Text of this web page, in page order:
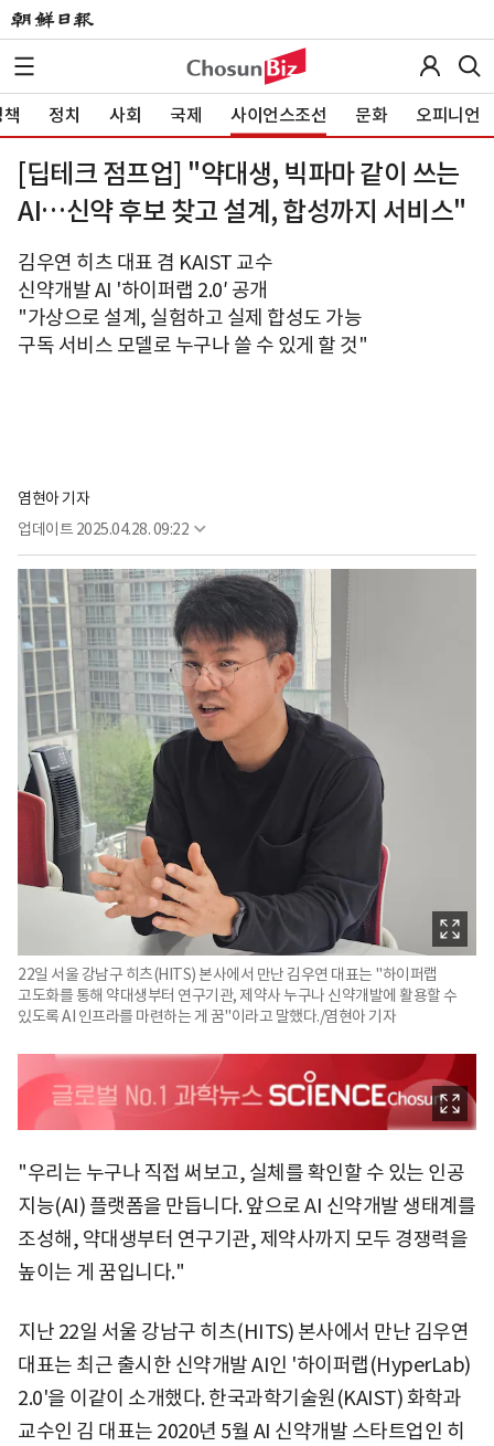
정치 사회 국제 사이언스조선 문화 오피니언
[딥테크 점프업] "약대생, 빅파마 같이 쓰는
AI…신약 후보 찾고 설계, 합성까지 서비스"
김우연 히츠 대표 겸 KAIST 교수
신약개발 AI '하이퍼랩 2.0′ 공개
"가상으로 설계, 실험하고 실제 합성도 가능
구독 서비스 모델로 누구나 쓸 수 있게 할 것"
염현아 기자
업데이트 2025.04.28. 09:22
22일 서울 강남구 히츠(HITS) 본사에서 만난 김우연 대표는 "하이퍼랩
고도화를 통해 약대생부터 연구기관, 제약사 누구나 신약개발에 활용할 수
있도록 AI 인프라를 마련하는 게 꿈"이라고 말했다./염현아 기자
"우리는 누구나 직접 써보고, 실체를 확인할 수 있는 인공
지능(AI) 플랫폼을 만듭니다. 앞으로 AI 신약개발 생태계를
조성해, 약대생부터 연구기관, 제약사까지 모두 경쟁력을
높이는 게 꿈입니다."
지난 22일 서울 강남구 히츠(HITS) 본사에서 만난 김우연
대표는 최근 출시한 신약개발 AI인 '하이퍼랩(HyperLab)
2.0'을 이같이 소개했다. 한국과학기술원(KAIST) 화학과
교수인 김 대표는 2020년 5월 AI 신약개발 스타트업인 히